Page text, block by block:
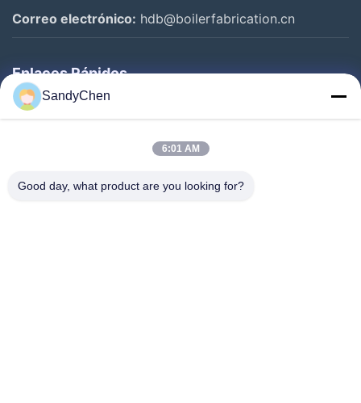
Correo electrónico: hdb@boilerfabrication.cn
Enlaces Rápidos
Hogar
Sobre Nosotros
SandyChen
6:01 AM
Good day, what product are you looking for?